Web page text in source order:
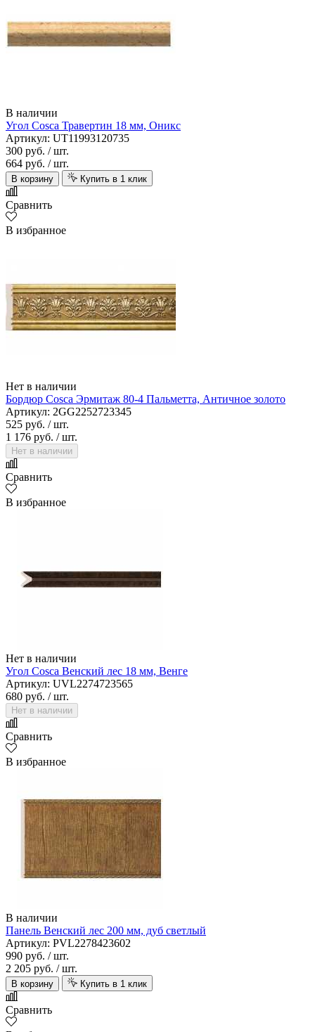
В наличии
Угол Cosca Травертин 18 мм, Оникс
Артикул: UT11993120735
300 руб. / шт.
664 руб. / шт.
В корзину Купить в 1 клик
Сравнить
В избранное
Нет в наличии
Бордюр Cosca Эрмитаж 80-4 Пальметта, Античное золото
Артикул: 2GG2252723345
525 руб. / шт.
1 176 руб. / шт.
Нет в наличии
Сравнить
В избранное
Нет в наличии
Угол Cosca Венский лес 18 мм, Венге
Артикул: UVL2274723565
680 руб. / шт.
Нет в наличии
Сравнить
В избранное
В наличии
Панель Венский лес 200 мм, дуб светлый
Артикул: PVL2278423602
990 руб. / шт.
2 205 руб. / шт.
В корзину Купить в 1 клик
Сравнить